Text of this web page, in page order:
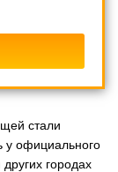
стали
у официального
городах